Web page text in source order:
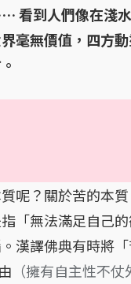
看到人們像在淺
毫無價值，四方
呢？關於苦的本質
「無法滿足自己
漢譯佛典有時將
（擁有自主性不仗